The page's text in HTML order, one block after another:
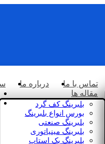
تماس با ما درباره ما
مقاله ها
بلبرینگ کف گرد
بورس انواع بلبرینگ
بلبرینگ صنعتی
بلبرینگ مینیاتوری
بلبرینگ بک استاپ